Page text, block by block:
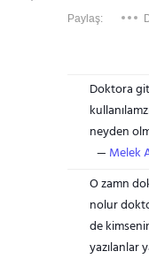
Paylaş:
Doktora
neyden
Melek
O zamn
nolur
de
yazılanlar